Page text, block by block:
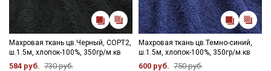
зависимости от партии.
Махровая ткань цв.Черный, СОРТ2,
ш.1.5м, хлопок-100%, 350гр/м.кв
584 руб. 730 руб.
Махровая ткань цв.Темно-синий,
ш.1.5м, хлопок-100%, 350гр/м.кв
600 руб. 750 руб.